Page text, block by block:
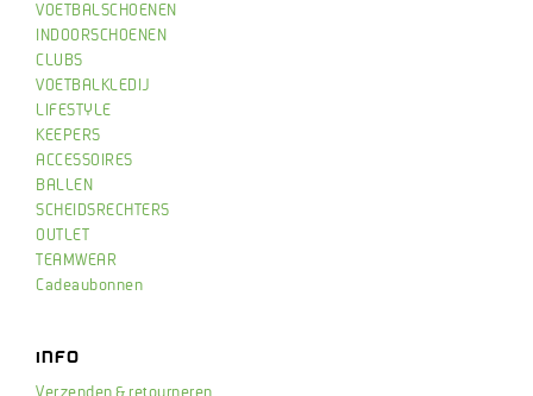
VOETBALSCHOENEN
INDOORSCHOENEN
CLUBS
VOETBALKLEDIJ
LIFESTYLE
KEEPERS
ACCESSOIRES
BALLEN
SCHEIDSRECHTERS
OUTLET
TEAMWEAR
Cadeaubonnen
INFO